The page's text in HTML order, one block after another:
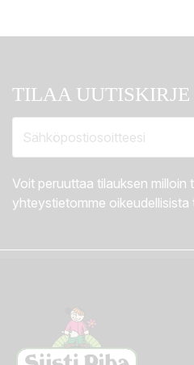
TILAA UUTISKIRJE
Voit peruuttaa tilauksen milloin
yhteystietomme oikeudellisista